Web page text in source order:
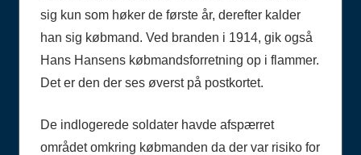
sig kun som høker de første år, derefter kalder
han sig købmand. Ved branden i 1914, gik også
Hans Hansens købmandsforretning op i flammer.
Det er den der ses øverst på postkortet.
De indlogerede soldater havde afspærret
området omkring købmanden da der var risiko for